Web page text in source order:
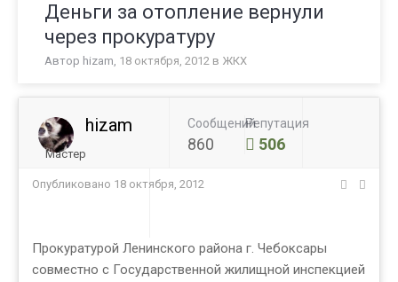
Деньги за отопление вернули
через прокуратуру
Автор hizam, 18 октября, 2012 в ЖКХ
hizam
Мастер
Сообщений
860
Репутация
506
Опубликовано 18 октября, 2012
Прокуратурой Ленинского района г. Чебоксары
совместно с Государственной жилищной инспекцией